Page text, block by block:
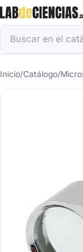
Inicio/Catálogo/